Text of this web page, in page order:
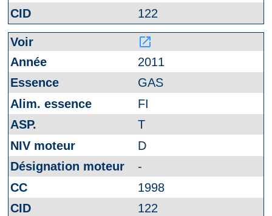
122
launch
2011
GAS
FI
T
D
-
1998
122